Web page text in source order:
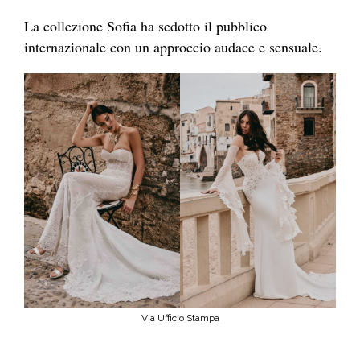
La collezione Sofia ha sedotto il pubblico
internazionale con un approccio audace e sensuale.
Via Ufficio Stampa